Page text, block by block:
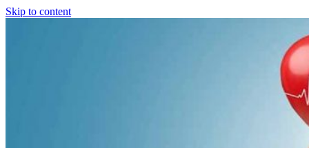
Skip to content